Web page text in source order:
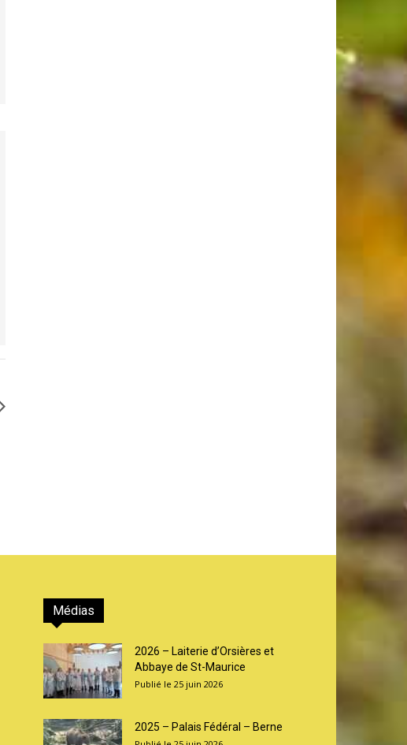
Médias
2026 – Laiterie d’Orsières et
Abbaye de St-Maurice
25 juin 2026
2025 – Palais Fédéral – Berne